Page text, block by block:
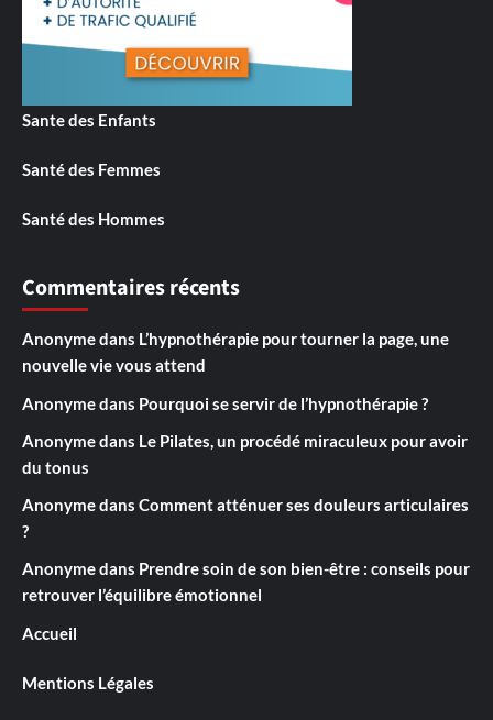
Sante des Enfants
Santé des Femmes
Santé des Hommes
Commentaires récents
Anonymedans L’hypnothérapie pour tourner la page, une
nouvelle vie vous attend
Anonymedans Pourquoi se servir de l’hypnothérapie ?
Anonymedans Le Pilates, un procédé miraculeux pour avoir
du tonus
Anonymedans Comment atténuer ses douleurs articulaires
?
Anonymedans Prendre soin de son bien-être : conseils pour
retrouver l’équilibre émotionnel
Accueil
Mentions Légales